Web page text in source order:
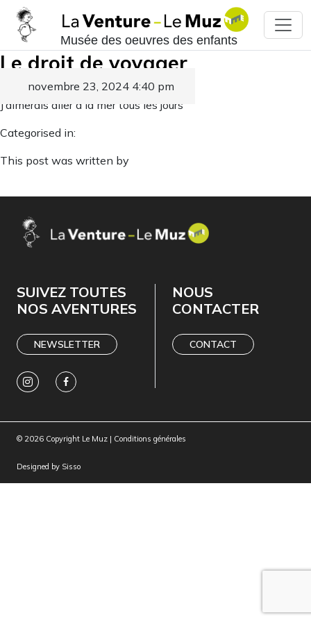
Musée des oeuvres des enfants
Le droit de voyager
novembre 23, 2024 4:40 pm
Published by
J’aimerais aller à la mer tous les jours
Categorised in:
This post was written by
SUIVEZ TOUTES
NOS AVENTURES
NEWSLETTER
NOUS
CONTACTER
CONTACT
© 2026 Copyright Le Muz | Conditions générales
Designed by Sisso